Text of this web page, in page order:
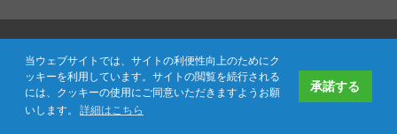
Embedded IoT ソリューション
Windows for IoT
当ウェブサイトでは、サイトの利便性向上のためにク
ッキーを利用しています。サイトの閲覧を続行される
には、クッキーの使用にご同意いただきますようお願
いします。
詳細はこちら
承諾する